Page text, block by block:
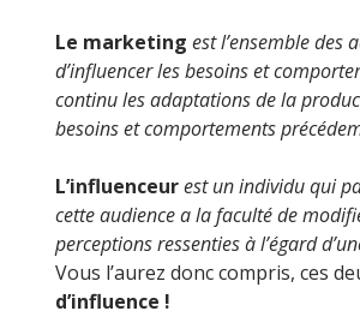
Le marketing est l’ensemble des
d’influencer les besoins et
continu les adaptations de la
besoins et comportements
L’influenceurest un individu qui
cette audience a la faculté de
perceptions ressenties à l’égard
Vous l’aurez donc compris, ces
d’influence !